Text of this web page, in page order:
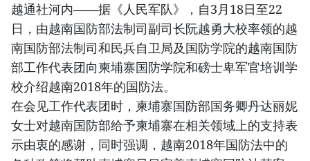
越通社河内——据《人民军队》，自3月18日至22
日，由越南国防部法制司副司长阮越勇大校率领的越
南国防部法制司和民兵自卫局及国防学院的越南国防
部工作代表团向柬埔寨国防学院和磅士卑军官培训学
校介绍越南2018年的国防法。
在会见工作代表团时，柬埔寨国防部国务卿丹达丽妮
女士对越南国防部给予柬埔寨在相关领域上的支持表
示由衷的感谢，同时强调，越南2018年国防法中的